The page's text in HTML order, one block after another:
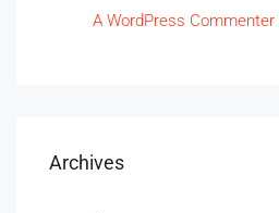
A WordPress Commenter
Archives